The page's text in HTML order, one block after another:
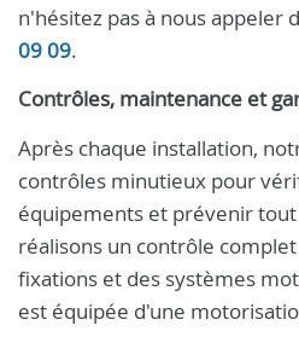
n'hésitez pas à nous appeler
09 09.
Contrôles, maintenance et
Après chaque installation,
contrôles minutieux pour
équipements et prévenir
réalisons un contrôle
fixations et des systèmes
est équipée d'une